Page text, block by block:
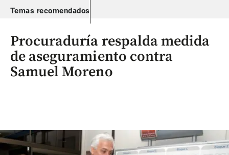
Temas recomendados
Procuraduría respalda medida
de aseguramiento contra
Samuel Moreno